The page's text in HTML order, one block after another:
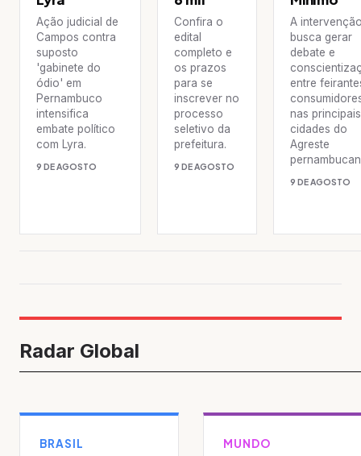
Ação judicial de
Campos contra
suposto
'gabinete do
ódio' em
Pernambuco
intensifica
embate político
com Lyra.
9 DE AGOSTO
Confira o
edital
completo e
os prazos
para se
inscrever no
processo
seletivo da
prefeitura.
9 DE AGOSTO
A
busca gerar
debate e
entre
nas principais
cidades do
Agreste
9 DE AGOSTO
Radar Global
BRASIL MUNDO